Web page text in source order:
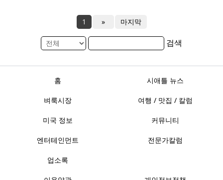
1 » 마지막
검색
홈 시애틀 뉴스
벼룩시장 여행 / 맛집 / 칼럼
미국 정보 커뮤니티
엔터테인먼트 전문가칼럼
업소록